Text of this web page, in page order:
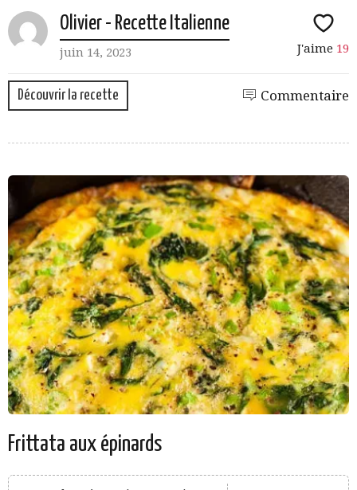
Olivier - Recette Italienne
juin 14, 2023 J'aime 19
Découvrir la recette Commentaire
Frittata aux épinards